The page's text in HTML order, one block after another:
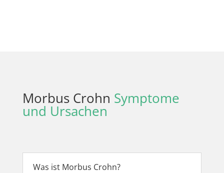
Morbus Crohn Symptome
und Ursachen
Was ist Morbus Crohn?